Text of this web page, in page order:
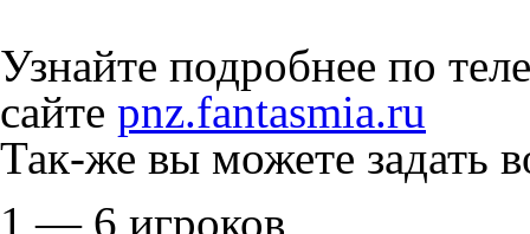
Узнайте подробнее по
сайте pnz.fantasmia.ru
Так-же вы можете задать
1 — 6 игроков